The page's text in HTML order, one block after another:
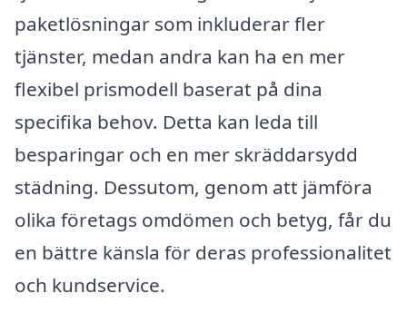
paketlösningar som inkluderar fler
tjänster, medan andra kan ha en mer
flexibel prismodell baserat på dina
specifika behov. Detta kan leda till
besparingar och en mer skräddarsydd
städning. Dessutom, genom att jämföra
olika företags omdömen och betyg, får du
en bättre känsla för deras professionalitet
och kundservice.